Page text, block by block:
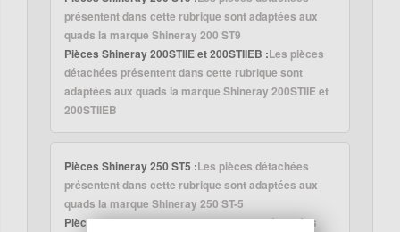
présentent dans cette rubrique sont adaptées aux
quads la marque Shineray 200 ST9
Pièces Shineray 200STIIE et 200STIIEB :Les pièces
détachées présentent dans cette rubrique sont
adaptées aux quads la marque Shineray 200STIIE et
200STIIEB
Pièces Shineray 250 ST5 :Les pièces détachées
présentent dans cette rubrique sont adaptées aux
quads la marque Shineray 250 ST-5
Pièces Shineray 250 ST9C :Les pièces détachées